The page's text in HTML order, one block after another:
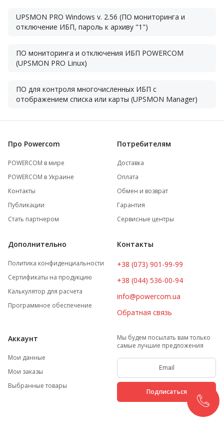
UPSMON PRO Windows v. 2.56 (ПО мониторинга и
отключение ИБП, пароль к архиву "1")
ПО мониторинга и отключения ИБП POWERCOM
(UPSMON PRO Linux)
ПО для контроля многочисленных ИБП с
отображением списка или карты (UPSMON Manager)
Про Powercom
POWERCOM в мире
POWERCOM в Украине
Контакты
Публикации
Стать партнером
Потребителям
Доставка
Оплата
Обмен и возврат
Гарантия
Сервисные центры
Дополнительно
Политика конфиденциальности
Сертификаты на продукцию
Калькулятор для расчета
Программное обеспечение
Контакты
+38 (073) 901-99-99
+38 (044) 536-00-94
info@powercom.ua
Обратная связь
Аккаунт
Мои данные
Мои заказы
Выбранные товары
Мы будем посылать вам только
самые лучшие предложения
Подписаться